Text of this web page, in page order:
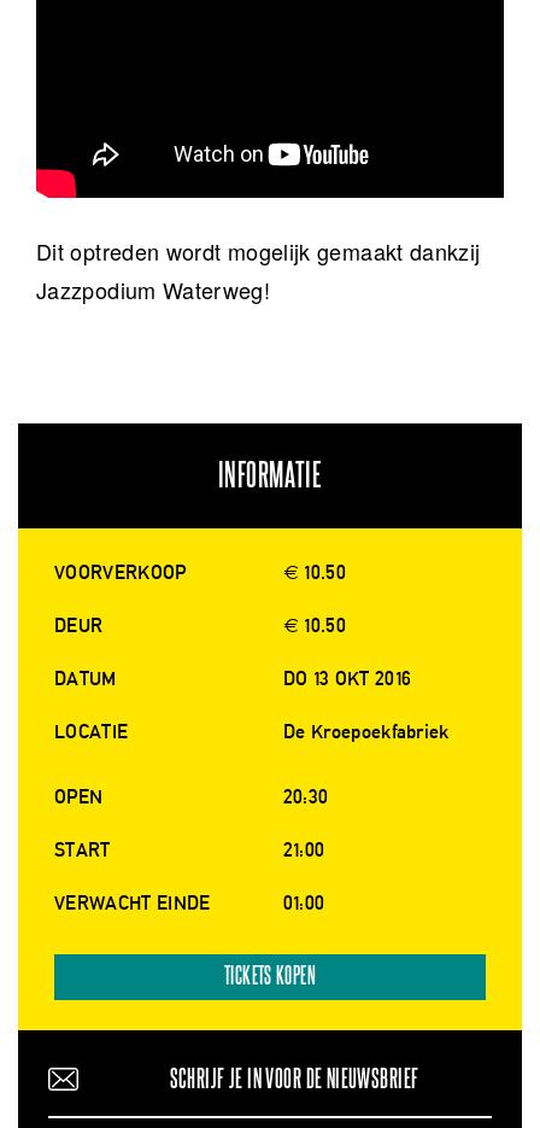
Dit optreden wordt mogelijk gemaakt dankzij
Jazzpodium Waterweg!
INFORMATIE
VOORVERKOOP € 10.50
DEUR € 10.50
DATUM DO 13 OKT 2016
LOCATIE De Kroepoekfabriek
OPEN 20:30
START 21:00
VERWACHT EINDE 01:00
TICKETS KOPEN
SCHRIJF JE IN VOOR DE NIEUWSBRIEF